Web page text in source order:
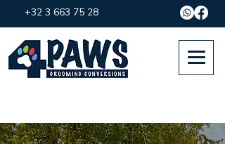
+32 3 663 75 28